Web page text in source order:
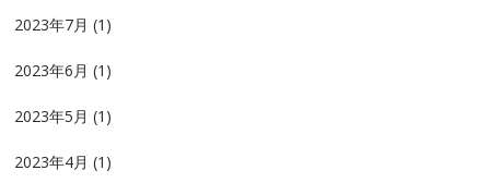
2023年7月 (1)
2023年6月 (1)
2023年5月 (1)
2023年4月 (1)